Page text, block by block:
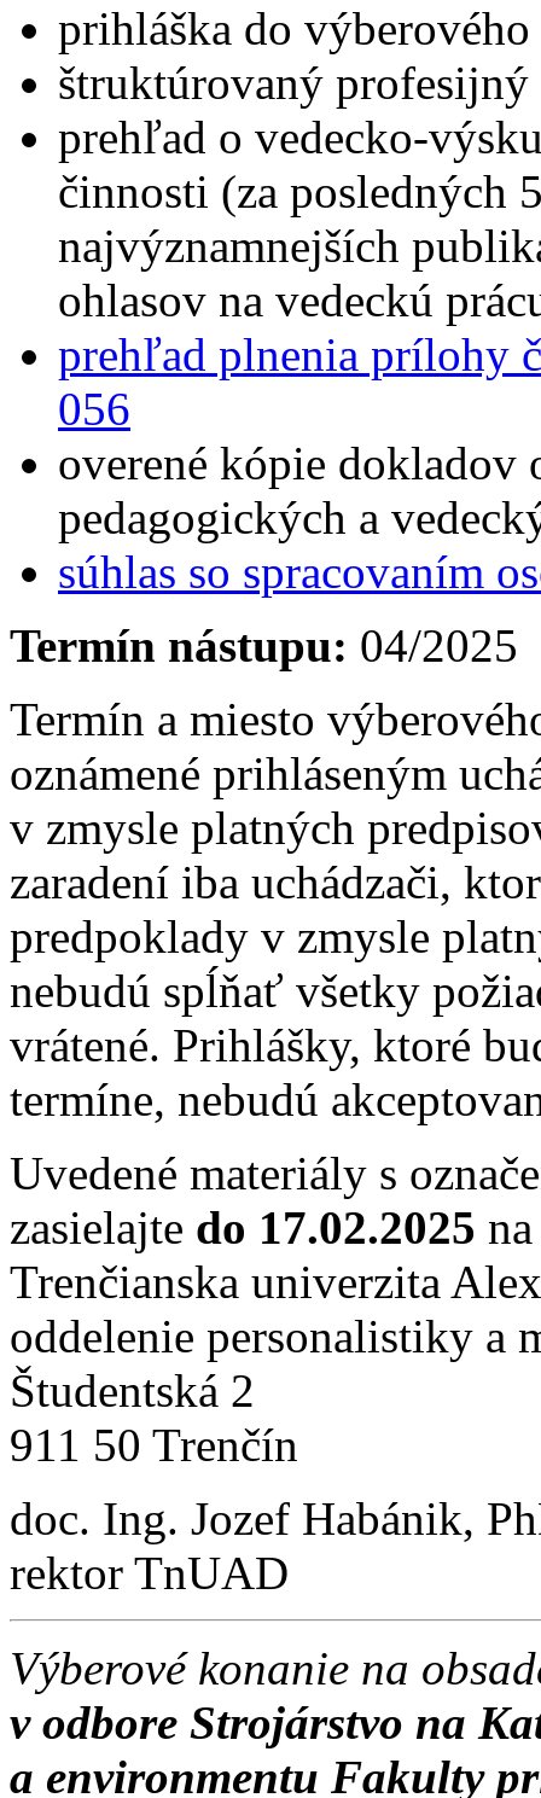
prihláška do
štruktúrovaný
prehľad o vedecko-
činnosti (za posledných
najvýznamnejších
ohlasov na vedeckú
prehľad plnenia prílohy
056
overené kópie dokladov
pedagogických a
súhlas so spracovaním
Termín nástupu: 04/2025
Termín a miesto
oznámené prihláseným
v zmysle platných
zaradení iba uchádzači,
predpoklady v zmysle
nebudú spĺňať všetky
vrátené. Prihlášky, ktoré
termíne, nebudú
Uvedené materiály s
zasielajte do 17.02.2025
Trenčianska univerzita
oddelenie personalistiky a
Študentská 2
911 50 Trenčín
doc. Ing. Jozef Habánik,
rektor TnUAD
Výberové konanie na
v odbore Strojárstvo na
a environmentu Fakulty